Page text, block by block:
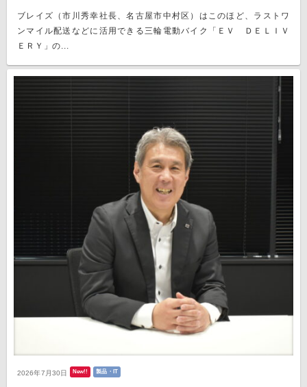
ブレイズ（市川秀幸社長、名古屋市中村区）はこのほど、ラストワ
ンマイル配送などに活用できる三輪電動バイク「ＥＶ ＤＥＬＩＶ
ＥＲＹ」の...
2026年7月30日 New!! 製品・IT